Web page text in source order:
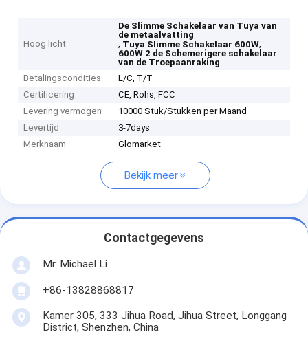
Hoog licht
De Slimme Schakelaar van Tuya van
de metaalvatting
, Tuya Slimme Schakelaar 600W,
600W 2 de Schemerigere schakelaar
van de Troepaanraking
Betalingscondities
L/C, T/T
Certificering
CE, Rohs, FCC
Levering vermogen
10000 Stuk/Stukken per Maand
Levertijd
3-7days
Merknaam
Glomarket
Bekijk meer
Contactgegevens
Mr. Michael Li
+86-13828868817
Kamer 305, 333 Jihua Road, Jihua Street, Longgang
District, Shenzhen, China